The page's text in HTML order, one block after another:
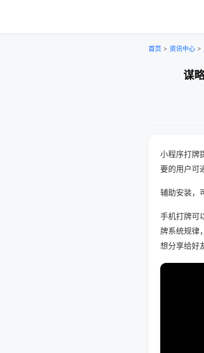
首页 > 资讯中心 >
谋
小程序打牌
要的用户可
辅助安装，
手机打牌可
牌系统规律
想分享给好